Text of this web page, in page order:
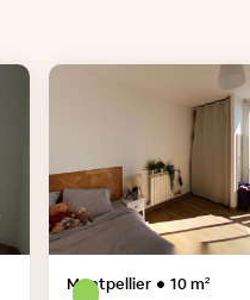
Montpellier 10m²